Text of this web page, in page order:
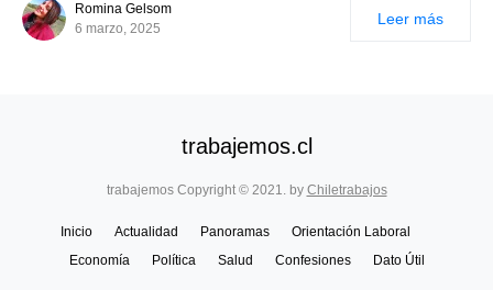
Romina Gelsom
6 marzo, 2025
Leer más
trabajemos.cl
trabajemos Copyright © 2021. by Chiletrabajos
Inicio Actualidad Panoramas
Orientación Laboral
Economía
Política Salud Confesiones Dato Útil